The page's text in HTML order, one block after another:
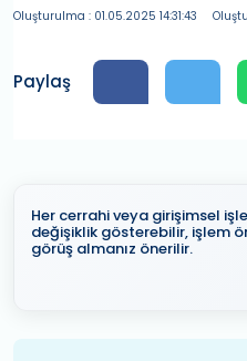
Oluşturulma : 01.05.2025 14:31:43
Paylaş
Her cerrahi veya girişimsel
değişiklik gösterebilir, işlem
görüş almanız önerilir.